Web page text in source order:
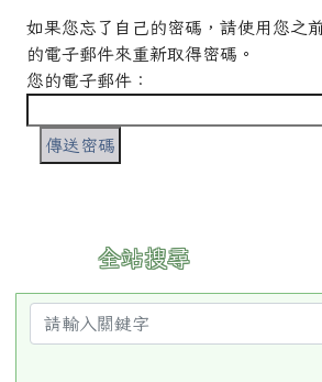
如果您忘了自己的密碼，請使用您之
的電子郵件來重新取得密碼。
您的電子郵件：
全站搜尋